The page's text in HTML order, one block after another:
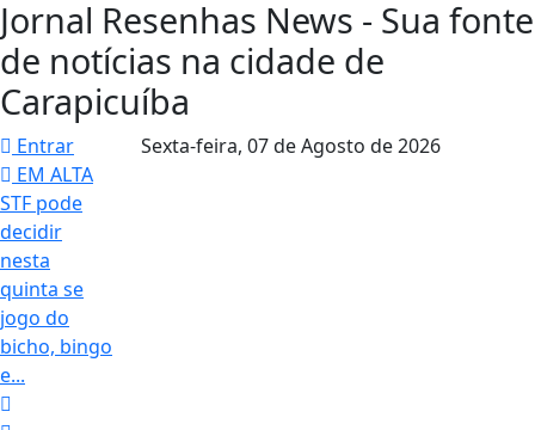
Jornal Resenhas News - Sua fonte
de notícias na cidade de
Carapicuíba
Entrar
EM ALTA
STF pode
decidir
nesta
quinta se
jogo do
bicho, bingo
e...
Sexta-feira, 07 de Agosto de 2026